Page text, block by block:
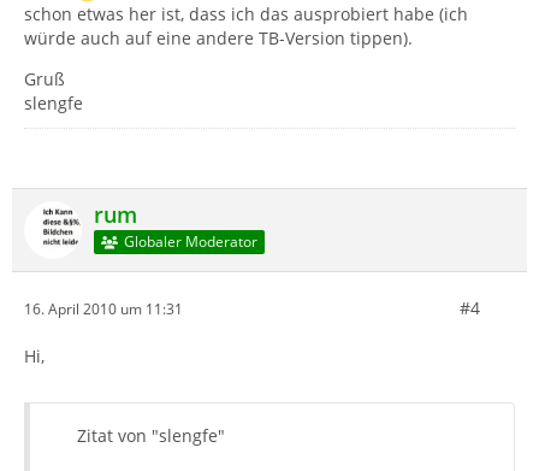
schon etwas her ist, dass ich das ausprobiert habe (ich
würde auch auf eine andere TB-Version tippen).
Gruß
slengfe
rum
Globaler Moderator
16. April 2010 um 11:31 #4
Hi,
Zitat von "slengfe"